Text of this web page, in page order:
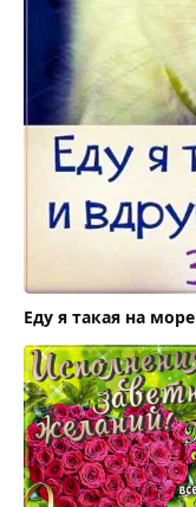
Еду я такая на море